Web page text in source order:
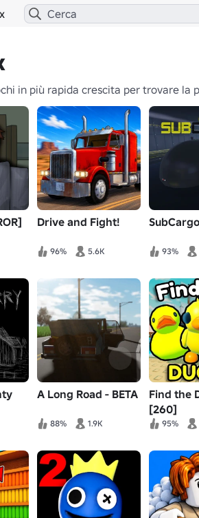
in più rapida crescita per trovare
Drive and Fight!
96% 5.6K 93%
A Long Road - BETA
88% 1.9K
Find the
[260]
95%